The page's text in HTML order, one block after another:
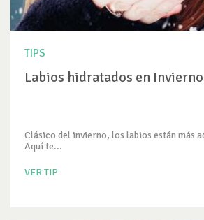
TIPS
Labios hidratados en
Clásico del invierno, los labios están más
Aquí te...
VER TIP